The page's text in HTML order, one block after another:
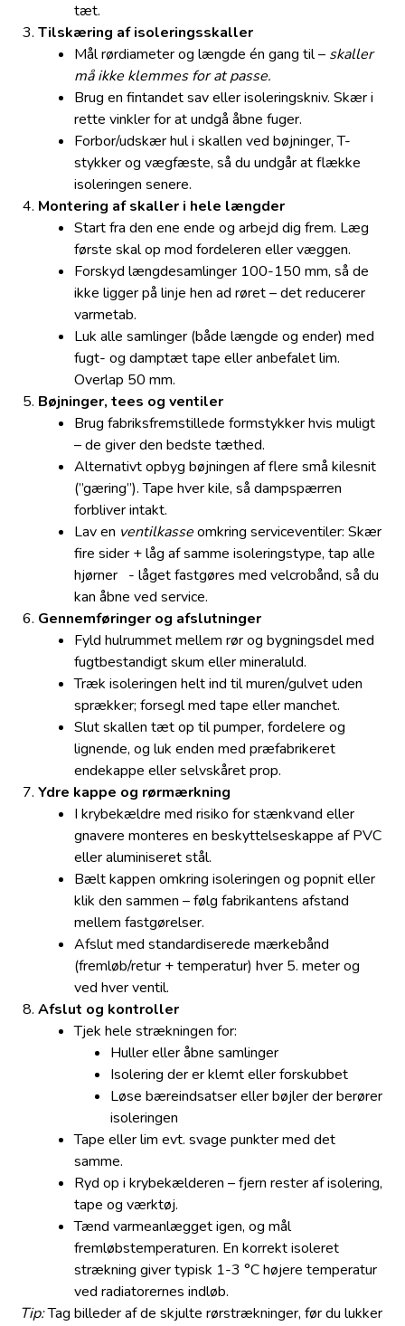
tæt.
Tilskæring af isoleringsskaller
Mål rørdiameter og længde én gang til – skaller
må ikke klemmes for at passe.
Brug en fintandet sav eller isoleringskniv. Skær i
rette vinkler for at undgå åbne fuger.
Forbor/udskær hul i skallen ved bøjninger, T-
stykker og vægfæste, så du undgår at flække
isoleringen senere.
Montering af skaller i hele længder
Start fra den ene ende og arbejd dig frem. Læg
første skal op mod fordeleren eller væggen.
Forskyd længdesamlinger 100-150 mm, så de
ikke ligger på linje hen ad røret – det reducerer
varmetab.
Luk alle samlinger (både længde og ender) med
fugt- og damptæt tape eller anbefalet lim.
Overlap 50 mm.
Bøjninger, tees og ventiler
Brug fabriksfremstillede formstykker hvis muligt
– de giver den bedste tæthed.
Alternativt opbyg bøjningen af flere små kilesnit
(”gæring”). Tape hver kile, så dampspærren
forbliver intakt.
Lav en ventilkasseomkring serviceventiler: Skær
fire sider + låg af samme isoleringstype, tap alle
hjørner - låget fastgøres med velcrobånd, så du
kan åbne ved service.
Gennemføringer og afslutninger
Fyld hulrummet mellem rør og bygningsdel med
fugtbestandigt skum eller mineraluld.
Træk isoleringen helt ind til muren/gulvet uden
sprækker; forsegl med tape eller manchet.
Slut skallen tæt op til pumper, fordelere og
lignende, og luk enden med præfabrikeret
endekappe eller selvskåret prop.
Ydre kappe og rørmærkning
I krybekældre med risiko for stænkvand eller
gnavere monteres en beskyttelseskappe af PVC
eller aluminiseret stål.
Bælt kappen omkring isoleringen og popnit eller
klik den sammen – følg fabrikantens afstand
mellem fastgørelser.
Afslut med standardiserede mærkebånd
(fremløb/retur + temperatur) hver 5. meter og
ved hver ventil.
Afslut og kontroller
Tjek hele strækningen for:
Huller eller åbne samlinger
Isolering der er klemt eller forskubbet
Løse bæreindsatser eller bøjler der berører
isoleringen
Tape eller lim evt. svage punkter med det
samme.
Ryd op i krybekælderen – fjern rester af isolering,
tape og værktøj.
Tænd varmeanlægget igen, og mål
fremløbstemperaturen. En korrekt isoleret
strækning giver typisk 1-3 °C højere temperatur
ved radiatorernes indløb.
Tip:Tag billeder af de skjulte rørstrækninger, før du lukker